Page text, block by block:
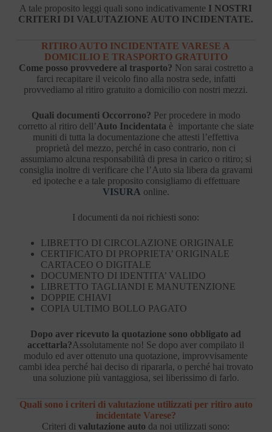
A tale proposito leggi quali sono indicativamente I NOSTRI
CRITERI DI VALUTAZIONE AUTO INCIDENTATE.
RITIRO AUTO INCIDENTATE VARESE A
DOMICILIO E TRASPORTO GRATUITO
Come posso provvedere al trasporto? Non sarai costretto a
farci recapitare il veicolo fino alla nostra sede, infatti
provvediamo al ritiro gratuito a domicilio con nostri mezzi.
Quali documenti Occorrono? Per procedere in modo
corretto al ritiro dell’Auto Incidentata è importante che siate
muniti di tutta la documentazione che attesti l’effettiva
proprietà del mezzo, perché in caso contrario, non ci
assumiamo alcuna responsabilità di presa in carico o ritiro; si
consiglia inoltre di verificare che l’Auto sia libera da gravami
ed ipoteche e a tale proposito consigliamo di effettuare
VISURA online.
I documenti da noi richiesti sono:
LIBRETTO DI CIRCOLAZIONE ORIGINALE
CERTIFICATO DI PROPRIETA’ ORIGINALE
CARTACEO O DIGITALE
DOCUMENTO DI IDENTITA’ VALIDO
LIBRETTO TAGLIANDI E MANUTENZIONE
DOPPIE CHIAVI
COPIA ULTIMO BOLLO PAGATO
Dopo aver ricevuto la quotazione sono obbligato ad
accettarla?Assolutamente no! Se dopo aver compilato il
modulo ed aver ottenuto una quotazione, improvvisamente
cambi idea perché hai deciso di ripararla, o perché hai trovato
una soluzione più vantaggiosa, sei liberissimo di farlo.
Quali sono i criteri di valutazione utilizzati per ritiro auto
incidentate Varese?
Criteri divalutazione auto da noi utilizzati sono: